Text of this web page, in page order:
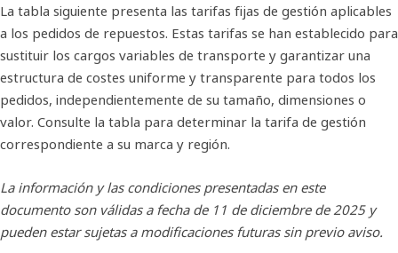
La tabla siguiente presenta las tarifas fijas de gestión aplicables
a los pedidos de repuestos. Estas tarifas se han establecido para
sustituir los cargos variables de transporte y garantizar una
estructura de costes uniforme y transparente para todos los
pedidos, independientemente de su tamaño, dimensiones o
valor. Consulte la tabla para determinar la tarifa de gestión
correspondiente a su marca y región.
La información y las condiciones presentadas en este
documento son válidas a fecha de 11 de diciembre de 2025 y
pueden estar sujetas a modificaciones futuras sin previo aviso.